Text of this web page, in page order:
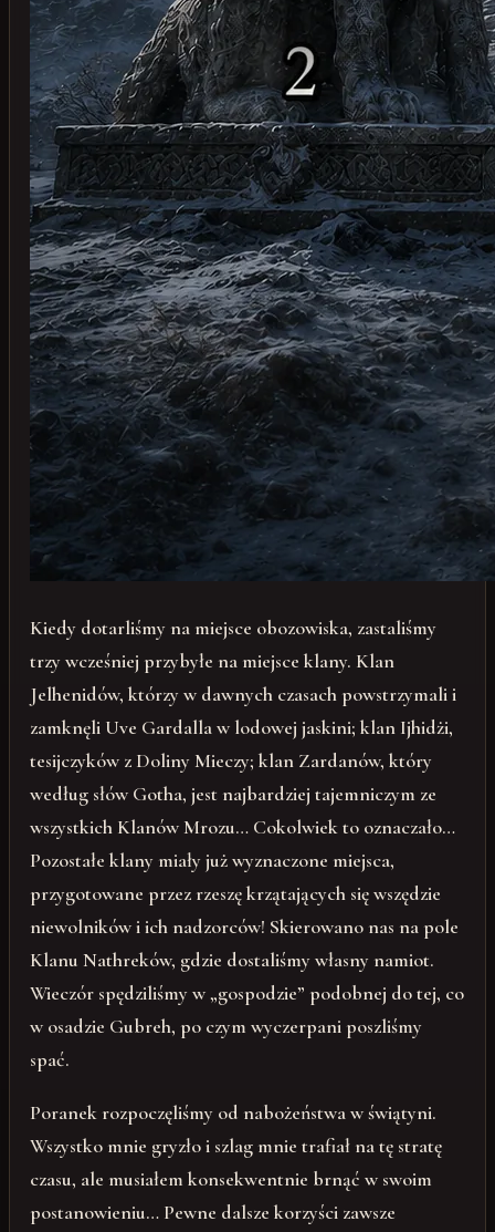
Kiedy dotarliśmy na miejsce obozowiska, zastaliśmy
trzy wcześniej przybyłe na miejsce klany. Klan
Jelhenidów, którzy w dawnych czasach powstrzymali i
zamknęli Uve Gardalla w lodowej jaskini; klan Ijhidżi,
tesijczyków z Doliny Mieczy; klan Zardanów, który
według słów Gotha, jest najbardziej tajemniczym ze
wszystkich Klanów Mrozu… Cokolwiek to oznaczało…
Pozostałe klany miały już wyznaczone miejsca,
przygotowane przez rzeszę krzątających się wszędzie
niewolników i ich nadzorców! Skierowano nas na pole
Klanu Nathreków, gdzie dostaliśmy własny namiot.
Wieczór spędziliśmy w „gospodzie” podobnej do tej, co
w osadzie Gubreh, po czym wyczerpani poszliśmy
spać.
Poranek rozpoczęliśmy od nabożeństwa w świątyni.
Wszystko mnie gryzło i szlag mnie trafiał na tę stratę
czasu, ale musiałem konsekwentnie brnąć w swoim
postanowieniu… Pewne dalsze korzyści zawsze